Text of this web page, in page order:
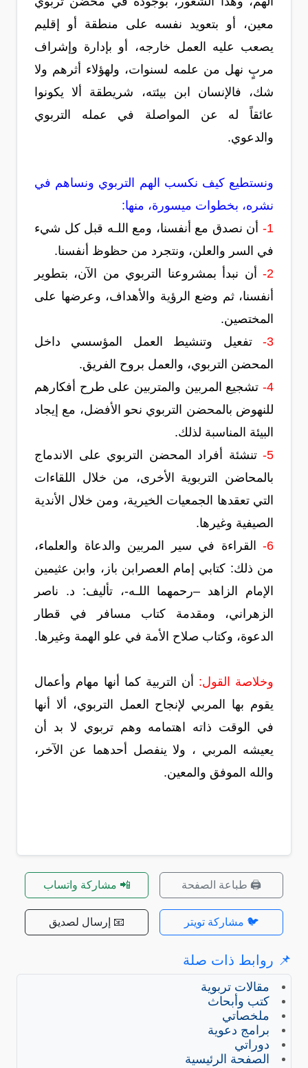
معين، أو بتعويد نفسه على منطقة أو إقليم
يصعب عليه العمل خارجه، أو بإدارة وإشراف
مربٍ نهل من علمه لسنوات، ولهؤلاء أثرهم ولا
شك، فالإنسان ابن بيئته، شريطقة ألا يكونوا
عائقاً له عن المواصلة في عمله التربوي
والدعوي.
ونستطيع كيف نكسب الهم التربوي ونساهم في
نشره، بخطوات ميسورة، منها:
1-
أن نصدق مع أنفسنا، ومع اللـه قبل كل شيء
في السر والعلن، ونتجرد من حظوظ أنفسنا.
2-
أن نبدأ بمشروعنا التربوي من الآن، بتطوير
أنفسنا، ثم وضع الرؤية والأهداف، وعرضها على
المختصين.
3-
تفعيل وتنشيط العمل المؤسسي داخل
المحضن التربوي، والعمل بروح الفريق.
4- تشجيع المربين والمتربين على طرح أفكارهم
للنهوض بالمحضن التربوي نحو الأفضل، مع إيجاد
البيئة المناسبة لذلك.
5-
تنشئة أفراد المحضن التربوي على الاندماج
بالمحاضن التربوية الأخرى، من خلال اللقاءات
التي تعقدها الجمعيات الخيرية، ومن خلال الأندية
الصيفية وغيرها.
6-
القراءة في سير المربين والدعاة والعلماء،
من ذلك: كتابي إمام العصرابن باز، وابن عثيمين
الإمام الزاهد –رحمهما اللـه-، تأليف: د. ناصر
الزهراني، ومقدمة كتاب مسافر في قطار
الدعوة، وكتاب صلاح الأمة في علو الهمة وغيرها.
وخلاصة القول: أن التربية كما أنها مهام وأعمال
يقوم بها المربي لإنجاح العمل التربوي، ألا أنها
في الوقت ذاته اهتمامه وهم تربوي لا بد أن
يعيشه المربي ، ولا ينفصل أحدهما عن الآخر،
والله الموفق والمعين.
🖨️ طباعة الصفحة 📲 مشاركة واتساب
🐦 مشاركة تويتر 📧 إرسال لصديق
📌 روابط ذات صلة
مقالات تربوية
كتب وأبحاث
ملخصاتي
برامج دعوية
دوراتي
الصفحة الرئيسية